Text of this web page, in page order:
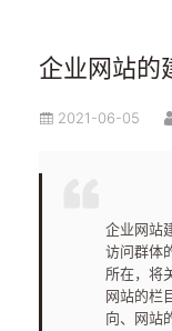
企业网站的
2021-06-05
企业网站
访问群体
所在，将
网站的栏
向、网站